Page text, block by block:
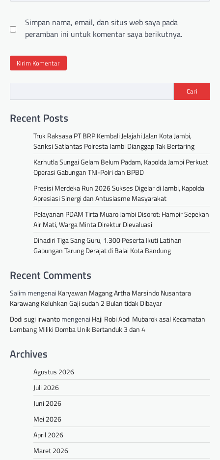
Simpan nama, email, dan situs web saya pada
peramban ini untuk komentar saya berikutnya.
Cari
Recent Posts
Truk Raksasa PT BRP Kembali Jelajahi Jalan Kota Jambi,
Sanksi Satlantas Polresta Jambi Dianggap Tak Bertaring
Karhutla Sungai Gelam Belum Padam, Kapolda Jambi Perkuat
Operasi Gabungan TNI-Polri dan BPBD
Presisi Merdeka Run 2026 Sukses Digelar di Jambi, Kapolda
Apresiasi Sinergi dan Antusiasme Masyarakat
Pelayanan PDAM Tirta Muaro Jambi Disorot: Hampir Sepekan
Air Mati, Warga Minta Direktur Dievaluasi
Dihadiri Tiga Sang Guru, 1.300 Peserta Ikuti Latihan
Gabungan Tarung Derajat di Balai Kota Bandung
Recent Comments
Salim mengenai Karyawan Magang Artha Marsindo Nusantara
Karawang Keluhkan Gaji sudah 2 Bulan tidak Dibayar
Dodi sugi irwantomengenai Haji Robi Abdi Mubarok asal Kecamatan
Lembang Miliki Domba Unik Bertanduk 3 dan 4
Archives
Agustus 2026
Juli 2026
Juni 2026
Mei 2026
April 2026
Maret 2026